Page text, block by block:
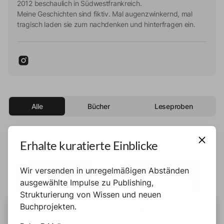
2012 beschaulich in Südwestfrankreich.
Meine Geschichten sind fiktiv. Mal augenzwinkernd, mal
tragisch laden sie zum nachdenken und hinterfragen ein.
Alle Bücher Leseproben
Bücher
Buch Buch
DIESE SEITE BENUTZT COOKIES
Erhalte kuratierte Einblicke
Wir versenden in unregelmäßigen Abständen
ausgewählte Impulse zu Publishing,
Strukturierung von Wissen und neuen
Buchprojekten.